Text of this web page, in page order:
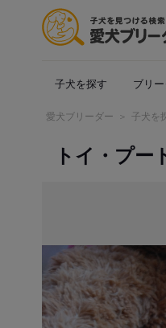
子犬を探す ブリ
愛犬ブリーダー 子犬を
トイ・プー